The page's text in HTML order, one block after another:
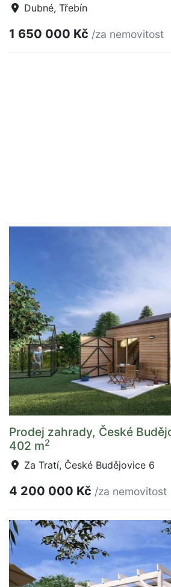
Dubné, Třebín
1 650 000 Kč /za nemovitost
Prodej zahrady, České
402 m2
Za Tratí, České Budějovice 6
4 200 000 Kč /za nemovitost